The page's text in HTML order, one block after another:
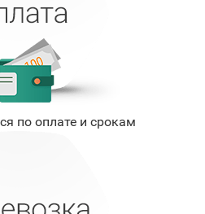
по оплате и срокам